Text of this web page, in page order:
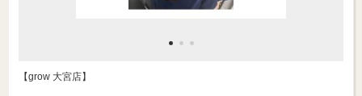
【grow 大宮店】